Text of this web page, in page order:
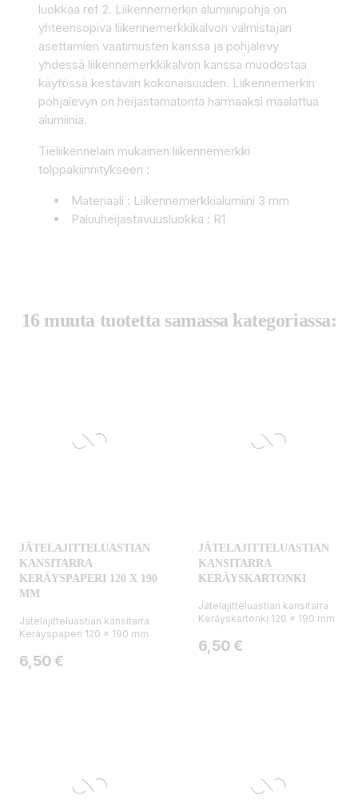
luokkaa ref 2. Liikennemerkin alumiinipohja on
yhteensopiva liikennemerkkikalvon valmistajan
asettamien vaatimusten kanssa ja pohjalevy
yhdessä liikennemerkkikalvon kanssa muodostaa
käytössä kestävän kokonaisuuden. Liikennemerkin
pohjalevyn on heijastamatonta harmaaksi maalattua
alumiinia.
Tieliikennelain mukainen liikennemerkki
tolppakiinnitykseen :
Materiaali : Liikennemerkkialumiini 3 mm
Paluuheijastavuusluokka : R1
16 muuta tuotetta samassa kategoriassa:
JÄTELAJITTELUASTIAN
KANSITARRA
KERÄYSPAPERI 120 X 190
MM
Jätelajitteluastian kansitarra
Keräyspaperi 120 x 190 mm
Hinta
6,50 €
JÄTELAJITTELUASTIAN
KANSITARRA
KERÄYSKARTONKI
Jätelajitteluastian kansitarra
Keräyskartonki 120 x 190 mm
Hinta
6,50 €